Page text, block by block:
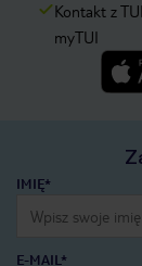
Kontakt z
myTUI
IMIĘ*
E-MAIL*